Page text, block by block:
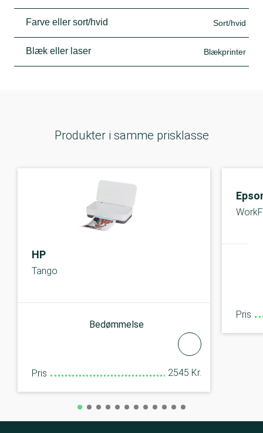
Farve eller sort/hvid Sort/hvid
Blæk eller laser Blækprinter
Produkter i samme prisklasse
HP
Tango
Bedømmelse
Pris 2545 Kr.
Pris